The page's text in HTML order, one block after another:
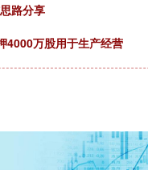
路分享
4000万股用于生产经营